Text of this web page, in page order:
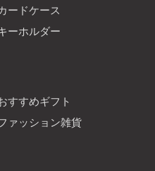
ードケース
ーホルダー
すすめギフト
ァッション雑貨